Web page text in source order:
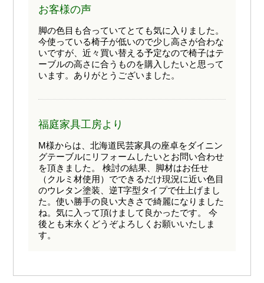
お客様の声
脚の色目も合っていてとても気に入りました。
今使っている椅子が低いので少し高さが合わな
いですが、近々買い替える予定なので椅子はテ
ーブルの高さに合うものを購入したいと思って
います。ありがとうございました。
福庭家具工房より
M様からは、北海道民芸家具の座卓をダイニン
グテーブルにリフォームしたいとお問い合わせ
を頂きました。 検討の結果、脚材はお任せ
（クルミ材使用）でできるだけ現況に近い色目
のウレタン塗装、逆T字型タイプで仕上げまし
た。使い勝手の良い大きさで綺麗になりました
ね。気に入って頂けまして良かったです。 今
後とも末永くどうぞよろしくお願いいたしま
す。